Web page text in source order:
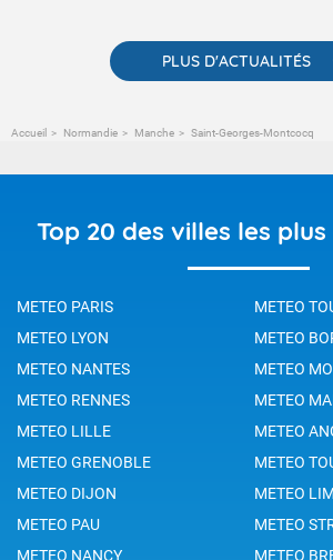
PLUS D'ACTUALITÉS
Accueil Normandie Manche Saint-Georges-Montcocq
Top 20 des villes les
METEO PARIS
METEO
METEO LYON
METEO
METEO NANTES
METEO
METEO RENNES
METEO
METEO LILLE
METEO
METEO GRENOBLE
METEO
METEO DIJON
METEO
METEO PAU
METEO
METEO NANCY
METEO